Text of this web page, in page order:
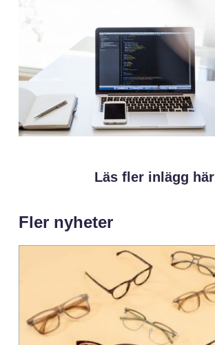
Läs fler inlägg här
Fler nyheter